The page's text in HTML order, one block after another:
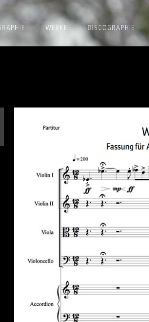
WERKE DISCOGRAPHIE